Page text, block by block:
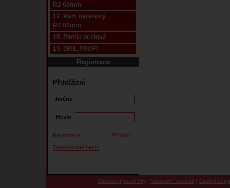
R2 60mm
17. Rám nerezový
R4 80mm
18. Plotna ocelová
19. GRIL PROFI
Registrace
Přihlášení
Jméno
Heslo
Registrace
Přihlásit
Zapomenuté heslo
Obchodní podmínky| Nastavení cookies | Osobní